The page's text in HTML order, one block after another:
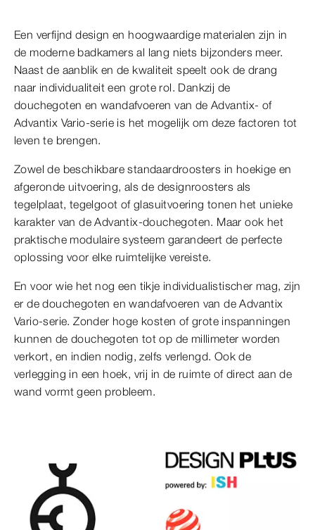
Een verfijnd design en hoogwaardige materialen zijn in
de moderne badkamers al lang niets bijzonders meer.
Naast de aanblik en de kwaliteit speelt ook de drang
naar individualiteit een grote rol. Dankzij de
douchegoten en wandafvoeren van de Advantix- of
Advantix Vario-serie is het mogelijk om deze factoren tot
leven te brengen.
Zowel de beschikbare standaardroosters in hoekige en
afgeronde uitvoering, als de designroosters als
tegelplaat, tegelgoot of glasuitvoering tonen het unieke
karakter van de Advantix-douchegoten. Maar ook het
praktische modulaire systeem garandeert de perfecte
oplossing voor elke ruimtelijke vereiste.
En voor wie het nog een tikje individualistischer mag, zijn
er de douchegoten en wandafvoeren van de Advantix
Vario-serie. Zonder hoge kosten of grote inspanningen
kunnen de douchegoten tot op de millimeter worden
verkort, en indien nodig, zelfs verlengd. Ook de
verlegging in een hoek, vrij in de ruimte of direct aan de
wand vormt geen probleem.